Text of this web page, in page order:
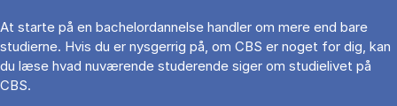
At starte på en bachelordannelse handler om mere end bare
studierne. Hvis du er nysgerrig på, om CBS er noget for dig, kan
du læse hvad nuværende studerende siger om studielivet på
CBS.